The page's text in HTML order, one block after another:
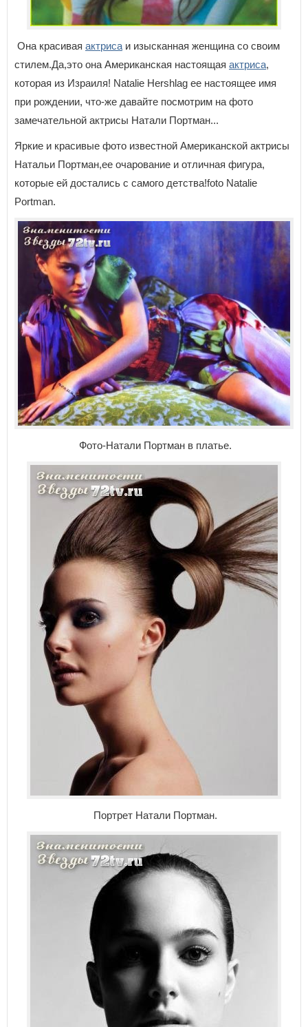
Она красивая актриса и изысканная женщина со своим
стилем.Да,это она Американская настоящая актриса,
которая из Израиля! Natalie Hershlag ее настоящее имя
при рождении, что-же давайте посмотрим на фото
замечательной актрисы Натали Портман...
Яркие и красивые фото известной Американской актрисы
Натальи Портман,ее очарование и отличная фигура,
которые ей достались с самого детства!foto Natalie
Portman.
Фото-Натали Портман в платье.
Портрет Натали Портман.